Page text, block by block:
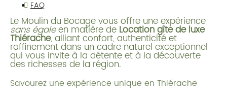
FAQ
Le Moulin du Bocage vous offre une expérience
sans égaleen matière de Location gîte de luxe
Thiérache, alliant confort, authenticité et
raffinement dans un cadre naturel exceptionnel
qui vous invite à la détente et à la découverte
des richesses de la région.
Savourez une expérience unique en Thiérache